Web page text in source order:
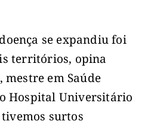
se expandiu foi
territórios, opina
em Saúde
Hospital Universitário
tivemos surtos